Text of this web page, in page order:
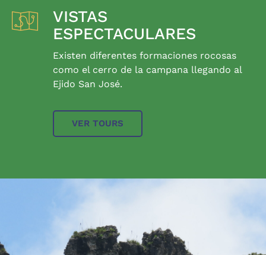
VISTAS
ESPECTACULARES
Existen diferentes formaciones rocosas
como el cerro de la campana llegando al
Ejido San José.
VER TOURS